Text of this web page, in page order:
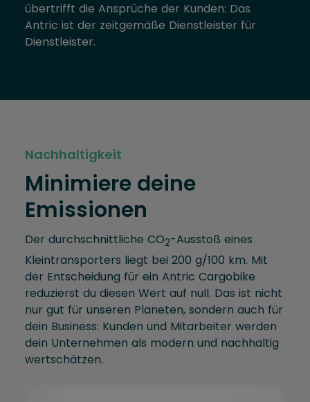
übertrifft die Ansprüche der Kunden: Das
Antric ist der zeitgemäße Dienstleister für
Dienstleister.
Nachhaltigkeit
Minimiere deine
Emissionen
Der durchschnittliche CO2-Ausstoß eines
Kleintransporters liegt bei 200 g/100 km. Mit
der Entscheidung für ein Antric Cargobike
reduzierst du diesen Wert auf null. Das ist nicht
nur gut für unseren Planeten, sondern auch für
dein Business: Kunden und Mitarbeiter werden
dein Unternehmen als modern und nachhaltig
wertschätzen.